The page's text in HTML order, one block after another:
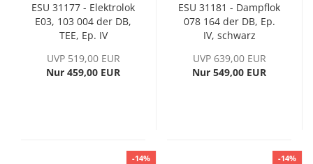
ESU 31177 - Elektrolok
E03, 103 004 der DB,
TEE, Ep. IV
UVP 519,00 EUR
Nur 459,00 EUR
ESU 31181 - Dampflok
078 164 der DB, Ep.
IV, schwarz
UVP 639,00 EUR
Nur 549,00 EUR
-14% -14%